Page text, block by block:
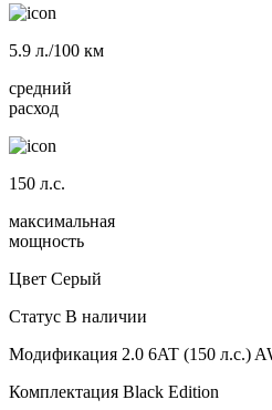
5.9 л./100 км
средний
расход
150 л.с.
максимальная
мощность
Цвет Серый
Статус В наличии
Модификация 2.0 6AT (150 л.с.)
Комплектация Black Edition